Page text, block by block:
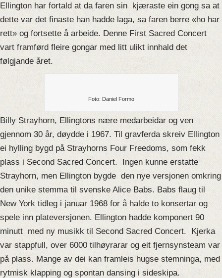
Ellington har fortald at da faren sin kjæraste ein gong sa at
dette var det finaste han hadde laga, sa faren berre «ho har
rett» og fortsette å arbeide. Denne First Sacred Concert
vart framførd fleire gongar med litt ulikt innhald det
følgjande året.
Foto: Daniel Formo
Billy Strayhorn, Ellingtons nære medarbeidar og ven
gjennom 30 år, døydde i 1967. Til gravferda skreiv Ellington
ei hylling bygd på Strayhorns Four Freedoms, som fekk
plass i Second Sacred Concert. Ingen kunne erstatte
Strayhorn, men Ellington bygde den nye versjonen omkring
den unike stemma til svenske Alice Babs. Babs flaug til
New York tidleg i januar 1968 for å halde to konsertar og
spele inn plateversjonen. Ellington hadde komponert 90
minutt med ny musikk til Second Sacred Concert. Kjerka
var stappfull, over 6000 tilhøyrarar og eit fjernsynsteam var
på plass. Mange av dei kan framleis hugse stemninga, med
rytmisk klapping og spontan dansing i sideskipa.